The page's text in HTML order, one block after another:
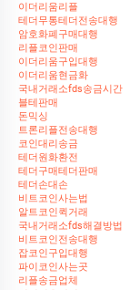
이더리움리플
테더무통테더전송대행
암호화폐구매대행
리플코인판매
이더리움구입대행
이더리움현금화
국내거래소fds송금시간
블테판매
돈믹싱
트론리플전송대행
코인대리송금
테더원화환전
테더구매테더판매
테더손대손
비트코인사는법
알트코인퀵거래
국내거래소fds해결방법
비트코인전송대행
잡코인구입대행
파이코인사는곳
리플송금업체